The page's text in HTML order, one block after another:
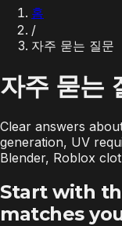
홈
/
자주 묻는 질문
자주 묻는
Clear answers
generation, UV
Blender, Roblox
Start with
matches